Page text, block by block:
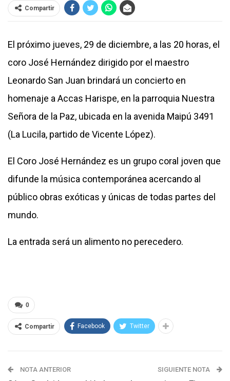
Compartir
El próximo jueves, 29 de diciembre, a las 20 horas, el
coro José Hernández dirigido por el maestro
Leonardo San Juan brindará un concierto en
homenaje a Accas Harispe, en la parroquia Nuestra
Señora de la Paz, ubicada en la avenida Maipú 3491
(La Lucila, partido de Vicente López).
El Coro José Hernández es un grupo coral joven que
difunde la música contemporánea acercando al
público obras exóticas y únicas de todas partes del
mundo.
La entrada será un alimento no perecedero.
0
Compartir Facebook Twitter
NOTA ANTERIOR SIGUIENTE NOTA